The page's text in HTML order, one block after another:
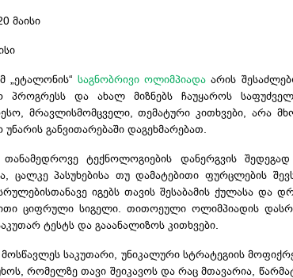
მაისი
„ეტალონის“ საგნობრივი ოლიმპიადა არის
პროგრესს და ახალ მიზნებს ჩაუყაროს
მრავლისმომცველი, თემატური კითხვები, არა
განვითარებაში დაგეხმარებათ.
თანამედროვე ტექნოლოგიების დანერგვის
ცალკე პასუხებისა თუ დამატებითი ფურცლების
იგებს თავის შესაბამის ქულასა და
ციფრული სიგელი. თითოეული ოლიმპიადის
ტესტს და გააანალიზოს კითხვები.
საკუთარი, უნიკალური სტრატეგიის
რომელზე თავი შეიკავოს და რაც მთავარია,